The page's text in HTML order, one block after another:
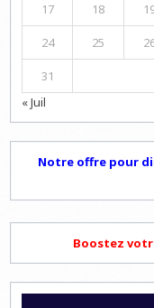
17 18
24 25
31
« Juil
Notre offre pour
Boostez